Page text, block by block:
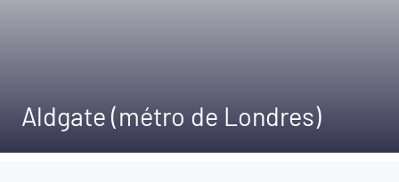
Aldgate (métro de Londres)